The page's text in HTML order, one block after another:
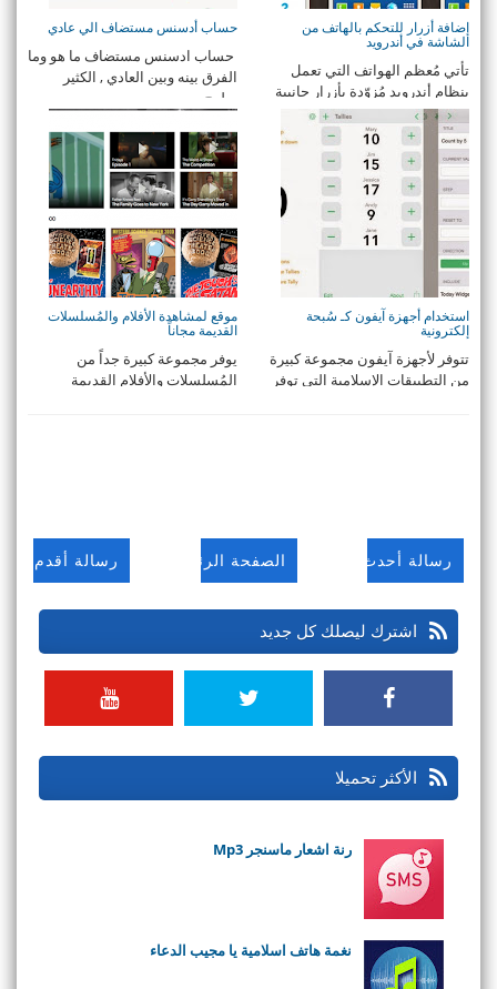
إضافة أزرار للتحكم بالهاتف من
الشاشة في أندرويد
تأتي مُعظم الهواتف التي تعمل
بنظام أندرويد مُزوّدة بأزرار جانبية
للتحك ...
حساب أدسنس مستضاف الي عادي
حساب ادسنس مستضاف ما هو وما
الفرق بينه وبين العادي , الكثير
يطرح ...
استخدام أجهزة آيفون كـ سُبحة
إلكترونية
تتوفر لأجهزة آيفون مجموعة كبيرة
من التطبيقات الإسلامية التي توفر
موقع لمشاهدة الأفلام والمُسلسلات
القديمة مجاناً
يوفر مجموعة كبيرة جداً من
المُسلسلات والأفلام القديمة
رسالة أحدث رسالة أقدم الصفحة الرئيسية
اشترك ليصلك كل جديد
الأكثر تحميلا
رنة اشعار ماسنجر Mp3
نغمة هاتف اسلامية يا مجيب الدعاء